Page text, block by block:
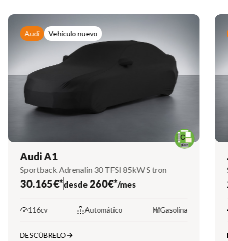
Audi Vehículo nuevo
Audi A1
Sportback Adrenalin 30 TFSI 85kW S tron
30.165€*desde 260€*/mes
116cv Automático Gasolina
DESCÚBRELO